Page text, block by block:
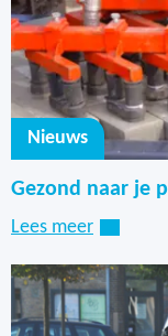
Nieuws
Gezond naar je
Lees meer